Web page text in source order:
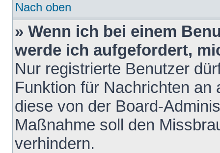
Nach oben
» Wenn ich bei einem
werde ich aufgefordert,
Nur registrierte Benutzer
Funktion für Nachrichten
diese von der Board-
Maßnahme soll den
verhindern.